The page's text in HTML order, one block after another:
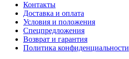
Контакты
Доставка и оплата
Условия и положения
Спецпредложения
Возврат и гарантия
Политика конфиденциальности